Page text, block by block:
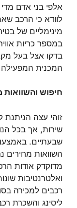
אלפי בני אדם
לוודא כי הרכב
מינימליים של
במספר כריות
בדקו אצל בעל
המכנית
חיפוש והשוואות
זוהי עצה הניתנת
שירות, אך בכל
שבעתיים.
השוואות מחירים
מדוקדק אודות
ואלטרנטיבות
רכבים למכירה
ליסינג והשכרת